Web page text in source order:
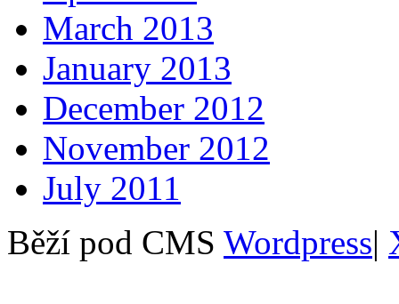
March 2013
January 2013
December 2012
November 2012
July 2011
Běží pod CMS Wordpress|